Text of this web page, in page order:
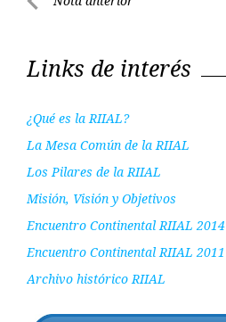
Links de interés
¿Qué es la RIIAL?
La Mesa Común de la RIIAL
Los Pilares de la RIIAL
Misión, Visión y Objetivos
Encuentro Continental RIIAL 2014
Encuentro Continental RIIAL 2011
Archivo histórico RIIAL